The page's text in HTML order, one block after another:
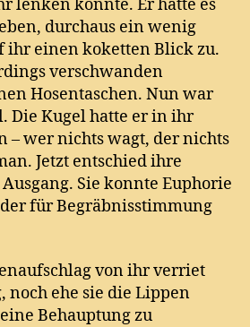
lenken konnte. Er hatte es
durchaus ein wenig
einen koketten Blick zu.
verschwanden
Hosentaschen. Nun war
Die Kugel hatte er in ihr
– wer nichts wagt, der nichts
Jetzt entschied ihre
Sie konnte Euphorie
für Begräbnisstimmung
von ihr verriet
noch ehe sie die Lippen
Behauptung zu